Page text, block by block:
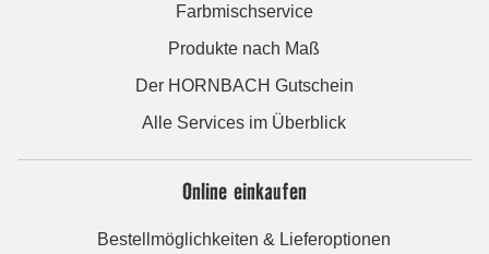
Farbmischservice
Produkte nach Maß
Der HORNBACH Gutschein
Alle Services im Überblick
Online einkaufen
Bestellmöglichkeiten & Lieferoptionen